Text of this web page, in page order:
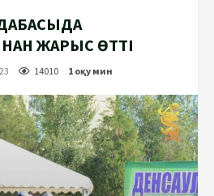
ЖАРЫС ӨТТІ
14010 1 оқу мин